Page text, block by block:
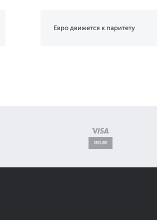
Евро движется к паритету